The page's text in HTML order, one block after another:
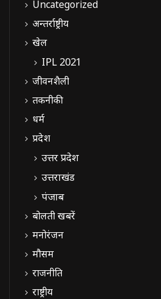
Uncategorized
अन्तर्राष्ट्रीय
खेल
IPL 2021
जीवनशैली
तकनीकी
धर्म
प्रदेश
उत्तर प्रदेश
उत्तराखंड
पंजाब
बोलती खबरें
मनोरंजन
मौसम
राजनीति
राष्ट्रीय